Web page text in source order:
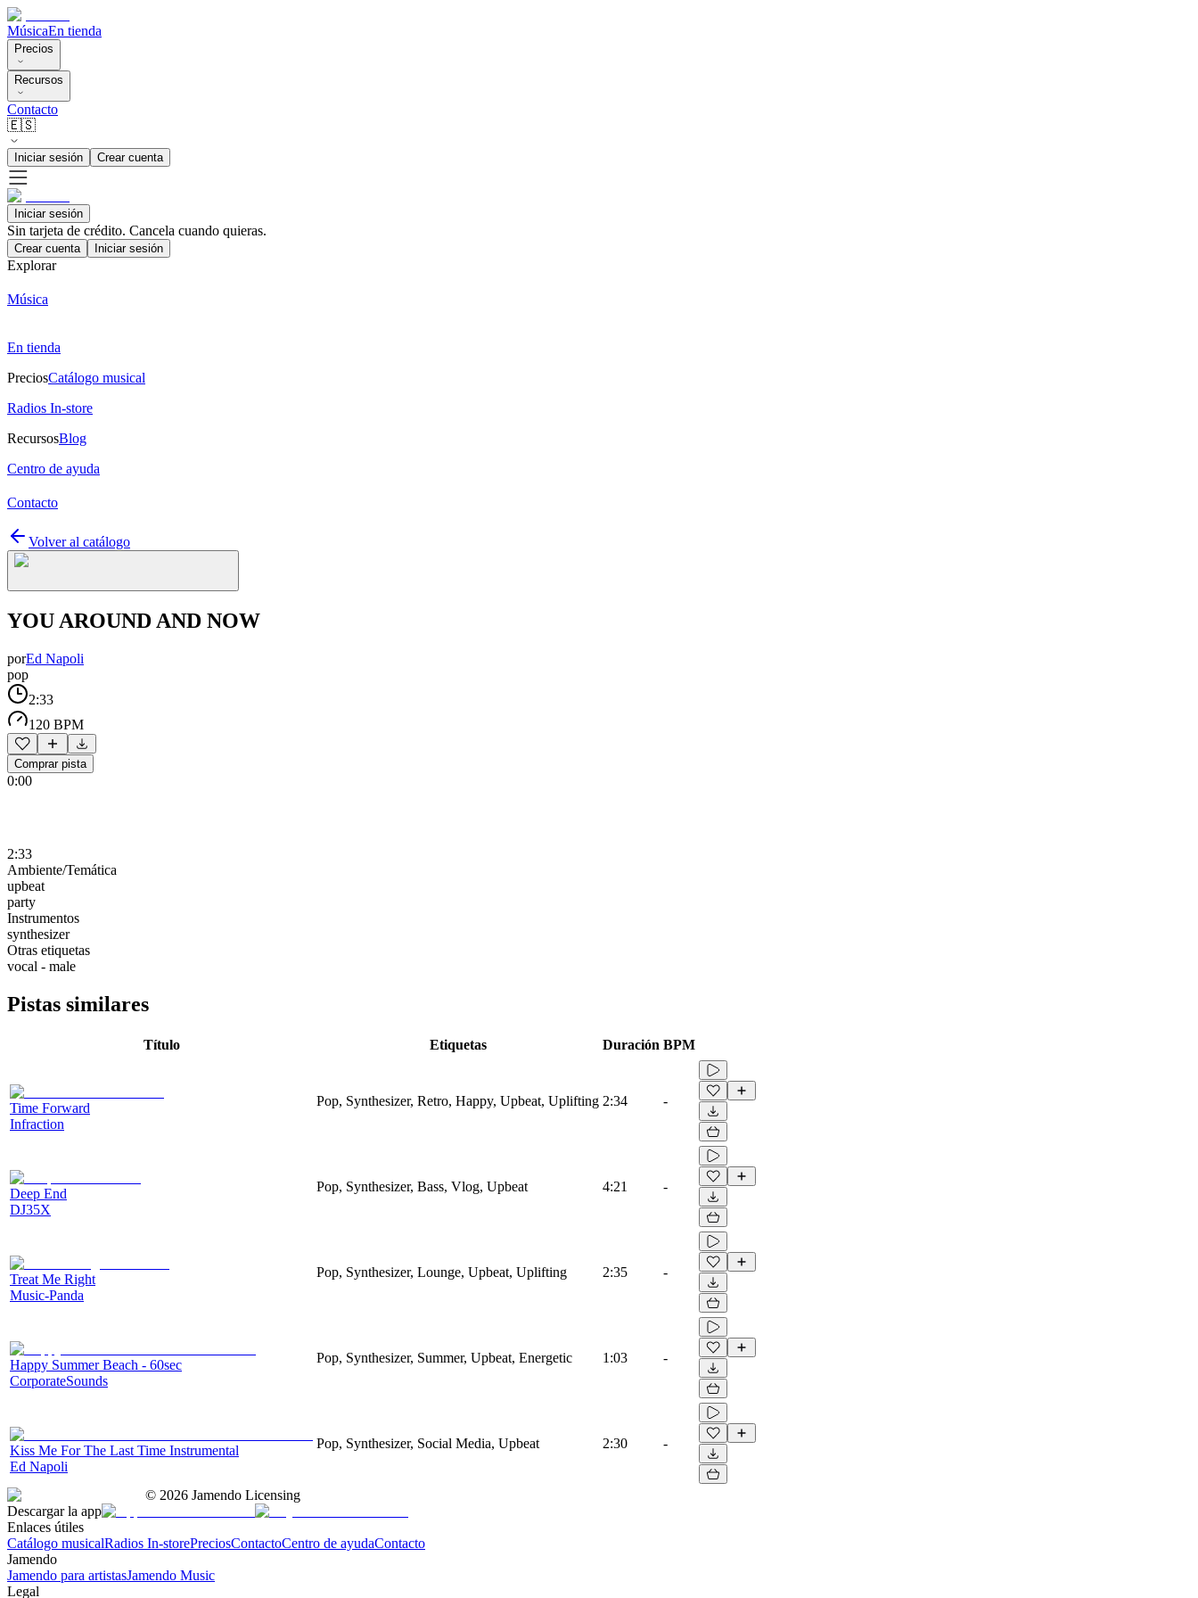
MúsicaEn tienda
Precios
Recursos
Contacto
🇪🇸
Iniciar sesión Crear cuenta
Iniciar sesión
Sin tarjeta de crédito. Cancela cuando quieras.
Crear cuenta Iniciar sesión
Explorar
Música
En tienda
PreciosCatálogo musical
Radios In-store
RecursosBlog
Centro de ayuda
Contacto
Volver al catálogo
YOU AROUND AND NOW
porEd Napoli
pop
2:33
120 BPM
Comprar pista
0:00
2:33
Ambiente/Temática
upbeat
party
Instrumentos
synthesizer
Otras etiquetas
vocal - male
Pistas similares
Título Etiquetas Duración BPM
Time Forward
Infraction
Pop, Synthesizer, Retro, Happy, Upbeat, Uplifting 2:34 -
Deep End
DJ35X
Pop, Synthesizer, Bass, Vlog, Upbeat 4:21 -
Treat Me Right
Music-Panda
Pop, Synthesizer, Lounge, Upbeat, Uplifting 2:35 -
Happy Summer Beach - 60sec
CorporateSounds
Pop, Synthesizer, Summer, Upbeat, Energetic 1:03 -
Kiss Me For The Last Time Instrumental
Ed Napoli
Pop, Synthesizer, Social Media, Upbeat 2:30 -
© 2026 Jamendo Licensing
Descargar la app
Enlaces útiles
Catálogo musicalRadios In-storePreciosContactoCentro de ayudaContacto
Jamendo
Jamendo para artistasJamendo Music
Legal